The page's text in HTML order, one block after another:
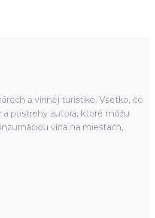
a vinnej turistike. Všetko, čo
a postrehy autora, ktoré môžu
vína na miestach,